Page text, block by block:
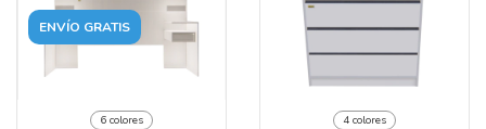
ENVÍO GRATIS
6 colores 4 colores